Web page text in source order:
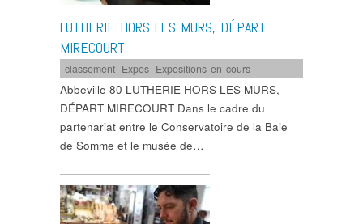
LUTHERIE HORS LES MURS, DÉPART
MIRECOURT
classement Expos Expositions en cours
Abbeville 80 LUTHERIE HORS LES MURS,
DÉPART MIRECOURT Dans le cadre du
partenariat entre le Conservatoire de la Baie
de Somme et le musée de…